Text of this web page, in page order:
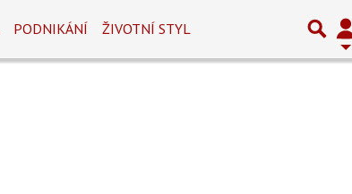
PODNIKÁNÍ ŽIVOTNÍ STYL